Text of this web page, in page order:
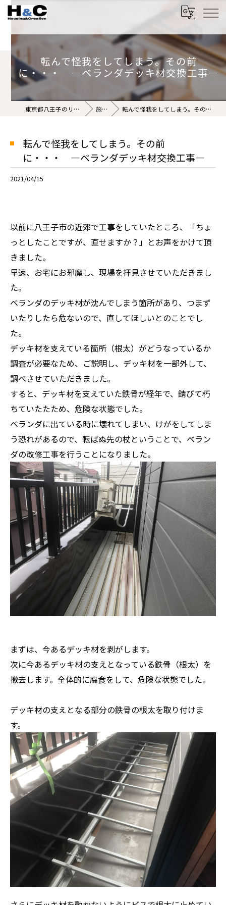
転んで怪我をしてしまう。その前
に・・・ ―ベランダデッキ材交換工事―
東京都八王子のリフォームなら株式会社H&C 施工事例 転んで怪我をしてしまう。その前に・・・ ―ベランダデッキ材交換工事―
転んで怪我をしてしまう。その前
に・・・ ―ベランダデッキ材交換工事―
2021/04/15
以前に八王子市の近郊で工事をしていたところ、「ちょ
っとしたことですが、直せますか？」とお声をかけて頂
きました。
早速、お宅にお邪魔し、現場を拝見させていただきまし
た。
ベランダのデッキ材が沈んでしまう箇所があり、つまず
いたりしたら危ないので、直してほしいとのことでし
た。
デッキ材を支えている箇所（根太）がどうなっているか
調査が必要なため、ご説明し、デッキ材を一部外して、
調べさせていただきました。
すると、デッキ材を支えていた鉄骨が経年で、錆びて朽
ちていたたため、危険な状態でした。
ベランダに出ている時に壊れてしまい、けがをしてしま
う恐れがあるので、転ばぬ先の杖ということで、ベラン
ダの改修工事を行うことになりました。
まずは、今あるデッキ材を剥がします。
次に今あるデッキ材の支えとなっている鉄骨（根太）を
撤去します。全体的に腐食をして、危険な状態でした。
デッキ材の支えとなる部分の鉄骨の根太を取り付けま
す。